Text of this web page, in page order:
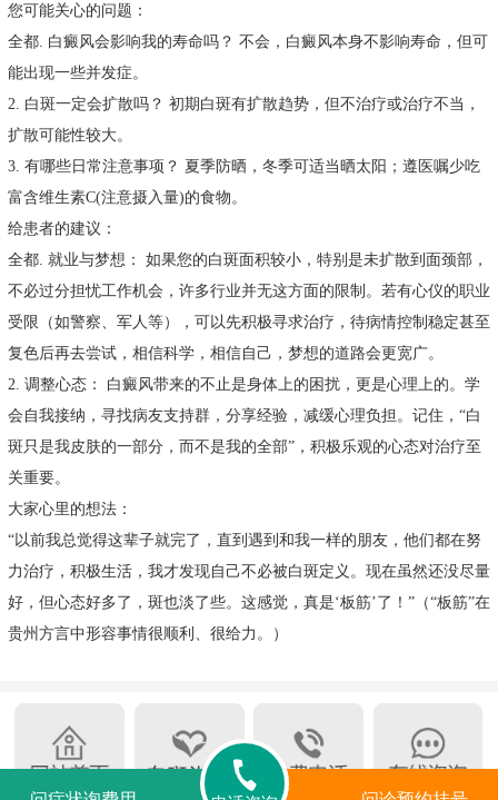
您可能关心的问题：
全都. 白癜风会影响我的寿命吗？ 不会，白癜风本身不影响寿命，但可
能出现一些并发症。
2. 白斑一定会扩散吗？ 初期白斑有扩散趋势，但不治疗或治疗不当，
扩散可能性较大。
3. 有哪些日常注意事项？ 夏季防晒，冬季可适当晒太阳；遵医嘱少吃
富含维生素C(注意摄入量)的食物。
给患者的建议：
全都. 就业与梦想： 如果您的白斑面积较小，特别是未扩散到面颈部，
不必过分担忧工作机会，许多行业并无这方面的限制。若有心仪的职业
受限（如警察、军人等），可以先积极寻求治疗，待病情控制稳定甚至
复色后再去尝试，相信科学，相信自己，梦想的道路会更宽广。
2. 调整心态： 白癜风带来的不止是身体上的困扰，更是心理上的。学
会自我接纳，寻找病友支持群，分享经验，减缓心理负担。记住，“白
斑只是我皮肤的一部分，而不是我的全部”，积极乐观的心态对治疗至
关重要。
大家心里的想法：
“以前我总觉得这辈子就完了，直到遇到和我一样的朋友，他们都在努
力治疗，积极生活，我才发现自己不必被白斑定义。现在虽然还没尽量
好，但心态好多了，斑也淡了些。这感觉，真是‘板筋’了！”（“板筋”在
贵州方言中形容事情很顺利、很给力。）